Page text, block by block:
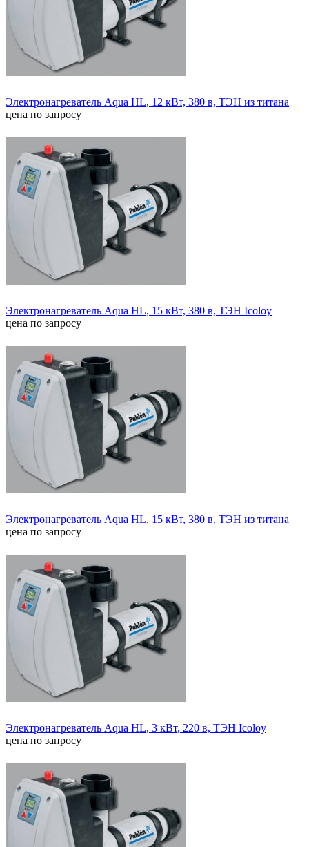
Электронагреватель Aqua HL, 12 кВт, 380 в, ТЭН из титана
цена по запросу
Электронагреватель Aqua HL, 15 кВт, 380 в, ТЭН Icoloy
цена по запросу
Электронагреватель Aqua HL, 15 кВт, 380 в, ТЭН из титана
цена по запросу
Электронагреватель Aqua HL, 3 кВт, 220 в, ТЭН Icoloy
цена по запросу